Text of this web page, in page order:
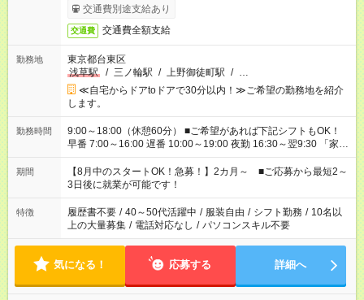
交通費別途支給あり
交通費 交通費全額支給
勤務地
東京都台東区
浅草駅
/ 三ノ輪駅 / 上野御徒町駅 / …
≪自宅からドアtoドアで30分以内！≫ご希望の勤務地を紹介
します。
勤務時間
9:00～18:00（休憩60分） ■ご希望があれば下記シフトもOK！
早番 7:00～16:00 遅番 10:00～19:00 夜勤 16:30～翌9:30 「家族
と休みを合わせたい」 「余裕を持って夕飯の準備がしたい」
「できれば残業はしたくない」 など、ご希望を教えてください
ね。 ※Wワーク希望の方へ 今ご覧のお仕事で希望する勤務時間
と、もう1つのお仕事の勤務時間。 合計で週40時間を超える場
合は応募できません。
期間
【8月中のスタートOK！急募！】2カ月～ ■ご応募から最短2～
3日後に就業が可能です！
特徴 履歴書不要 / 40～50代活躍中 / 服装自由 / シフト勤務 / 10名以
上の大量募集 / 電話対応なし / パソコンスキル不要
気になる！ 応募する 詳細へ